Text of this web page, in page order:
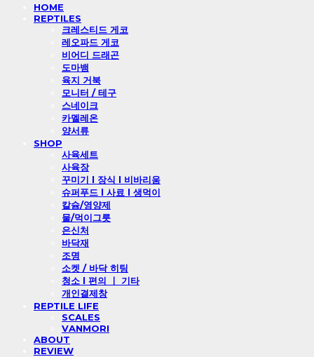
HOME
REPTILES
크레스티드 게코
레오파드 게코
비어디 드래곤
도마뱀
육지 거북
모니터 / 테구
스네이크
카멜레온
양서류
SHOP
사육세트
사육장
꾸미기 l 장식 l 비바리움
슈퍼푸드 l 사료 l 생먹이
칼슘/영양제
물/먹이그릇
은신처
바닥재
조명
소켓 / 바닥 히팅
청소 l 편의 ㅣ 기타
개인결제창
REPTILE LIFE
SCALES
VANMORI
ABOUT
REVIEW